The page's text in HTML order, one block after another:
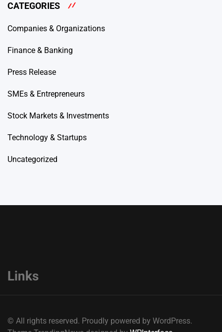
CATEGORIES
Companies & Organizations
Finance & Banking
Press Release
SMEs & Entrepreneurs
Stock Markets & Investments
Technology & Startups
Uncategorized
Links
© All rights reserved. Proudly powered by WordPress.